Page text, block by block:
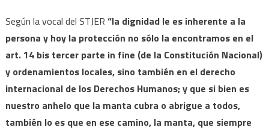
Según la vocal del STJER “la dignidad le es inherente a la
persona y hoy la protección no sólo la encontramos en el
art. 14 bis tercer parte in fine (de la Constitución Nacional)
y ordenamientos locales, sino también en el derecho
internacional de los Derechos Humanos; y que si bien es
nuestro anhelo que la manta cubra o abrigue a todos,
también lo es que en ese camino, la manta, que siempre